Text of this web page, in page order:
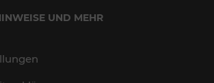
UND MEHR